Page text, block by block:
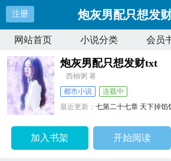
注册 炮灰男配只想发
网站首页 小说分类 会员
炮灰男配只想发财txt
西柚粥 著
都市小说
连载中
最近更新：七第二十七章 天下掉馅
加入书架 开始阅读